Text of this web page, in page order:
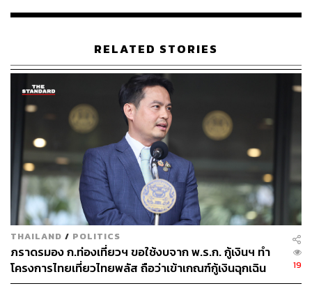
อำนาจตาม พระราชกำหนดภาษีการเดินทางออกนอกราช
แล้ว แต่ได้มีการงดเว้นการจัดเก็บมานานกว่า 20 ปี
สำหรับที่มาของกระแสข่าวนั้น เกิดจากทางสมาคมไทย
บริการท่องเที่ยว (ATTA) ได้รับทราบแนวคิดนี้จากการหารือ
กับกระทรวงการคลัง จึงได้เดินทางมายื่นเรื่องผ่าน รมว.ท่อง
เที่ยวฯ เพื่อขอให้รัฐบาลทบทวน เนื่องจากเกรงว่าจะกระทบ
กับกลุ่มนักท่องเที่ยวขาออก (Outbound) ซึ่งสื่อมวลชนอาจ
เกิดความเข้าใจคลาดเคลื่อนว่า รมว.ท่องเที่ยวฯ เป็นผู้ริเริ่ม
แนวคิดดังกล่าวนี้
คลังวางแผนเก็บ Sayonara Tax ไว้ในแผนการ
คลังระยะปานกลางเริ่มปีงบ 70
RELATED STORIES
THAILAND / POLITICS
ภราดรมอง ก.ท่องเที่ยวฯ ขอใช้งบจาก พ.ร.ก. กู้เงินฯ ทำ
โครงการไทยเที่ยวไทยพลัส ถือว่าเข้าเกณฑ์กู้เงินฉุกเฉิน
19